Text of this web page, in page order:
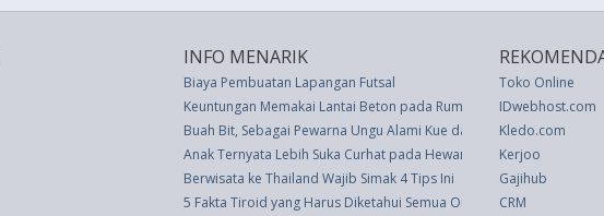
INFO MENARIK
Biaya Pembuatan Lapangan Futsal
Keuntungan Memakai Lantai Beton pada Rumah Anda
Buah Bit, Sebagai Pewarna Ungu Alami Kue dan Dessert
Anak Ternyata Lebih Suka Curhat pada Hewan Peliharaannya
Berwisata ke Thailand Wajib Simak 4 Tips Ini
5 Fakta Tiroid yang Harus Diketahui Semua Orang
Toko Online
IDwebhost.com
Kledo.com
Kerjoo
Gajihub
CRM